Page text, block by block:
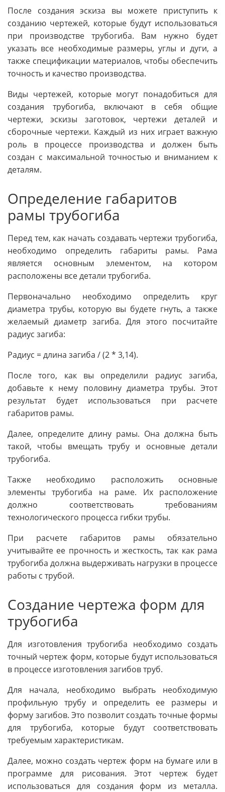
После создания эскиза вы можете приступить к
созданию чертежей, которые будут использоваться
при производстве трубогиба. Вам нужно будет
указать все необходимые размеры, углы и дуги, а
также спецификации материалов, чтобы обеспечить
точность и качество производства.
Виды чертежей, которые могут понадобиться для
создания трубогиба, включают в себя общие
чертежи, эскизы заготовок, чертежи деталей и
сборочные чертежи. Каждый из них играет важную
роль в процессе производства и должен быть
создан с максимальной точностью и вниманием к
деталям.
Определение габаритов
рамы трубогиба
Перед тем, как начать создавать чертежи трубогиба,
необходимо определить габариты рамы. Рама
является основным элементом, на котором
расположены все детали трубогиба.
Первоначально необходимо определить круг
диаметра трубы, которую вы будете гнуть, а также
желаемый диаметр загиба. Для этого посчитайте
радиус загиба:
Радиус = длина загиба / (2 * 3,14).
После того, как вы определили радиус загиба,
добавьте к нему половину диаметра трубы. Этот
результат будет использоваться при расчете
габаритов рамы.
Далее, определите длину рамы. Она должна быть
такой, чтобы вмещать трубу и основные детали
трубогиба.
Также необходимо расположить основные
элементы трубогиба на раме. Их расположение
должно соответствовать требованиям
технологического процесса гибки трубы.
При расчете габаритов рамы обязательно
учитывайте ее прочность и жесткость, так как рама
трубогиба должна выдерживать нагрузки в процессе
работы с трубой.
Создание чертежа форм для
трубогиба
Для изготовления трубогиба необходимо создать
точный чертеж форм, которые будут использоваться
в процессе изготовления загибов труб.
Для начала, необходимо выбрать необходимую
профильную трубу и определить ее размеры и
форму загибов. Это позволит создать точные формы
для трубогиба, которые будут соответствовать
требуемым характеристикам.
Далее, можно создать чертеж форм на бумаге или в
программе для рисования. Этот чертеж будет
использоваться для создания форм из металла.